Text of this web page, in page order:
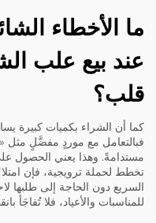
ما الأخطاء
عند بيع علب
قلب؟
كما أن الشراء بكميات كبيرة
فبالتعامل مع موردٍ مفضَّلٍ مثل
مستدامةً. وهذا يعني الحصول
تخطط لحملة ترويجية، فإن
السريع دون الحاجة إلى طلبها
للمناسبات والأعياد، فلا تُفاجَأ